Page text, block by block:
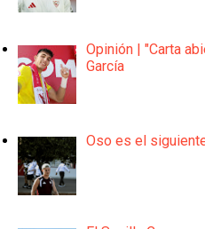
Opinión | "Carta
García
Oso es el